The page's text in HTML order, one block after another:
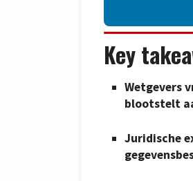
Key
Wetgevers
blootstelt
Juridische